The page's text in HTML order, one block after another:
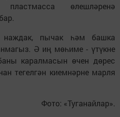
өлешләренә
наждак, пычак һәм башка
Ә иң мөһиме - үтүкне
каралмасын өчен дөрес
тегелгән киемнәрне марля
Фото: «Туганайлар».